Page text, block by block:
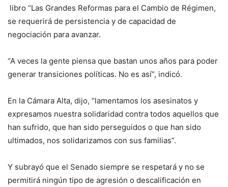
libro “Las Grandes Reformas para el Cambio de Régimen,
se requerirá de persistencia y de capacidad de
negociación para avanzar.
“A veces la gente piensa que bastan unos años para poder
generar transiciones políticas. No es así”, indicó.
En la Cámara Alta, dijo, “lamentamos los asesinatos y
expresamos nuestra solidaridad contra todos aquellos que
han sufrido, que han sido perseguidos o que han sido
ultimados, nos solidarizamos con sus familias”.
Y subrayó que el Senado siempre se respetará y no se
permitirá ningún tipo de agresión o descalificación en